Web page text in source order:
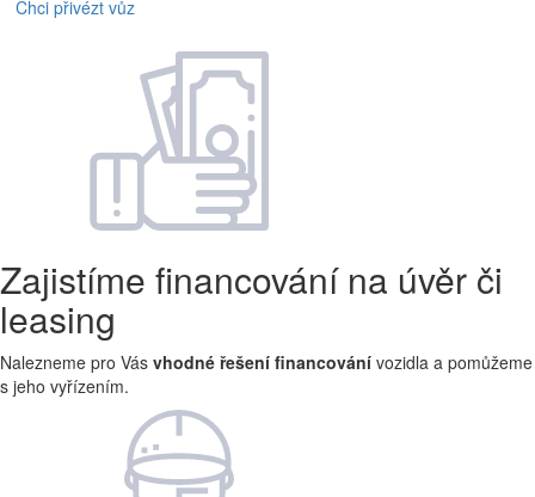
Chci přivézt vůz
Zajistíme financování na úvěr či
leasing
Nalezneme pro Vás vhodné řešení financování vozidla a pomůžeme
s jeho vyřízením.